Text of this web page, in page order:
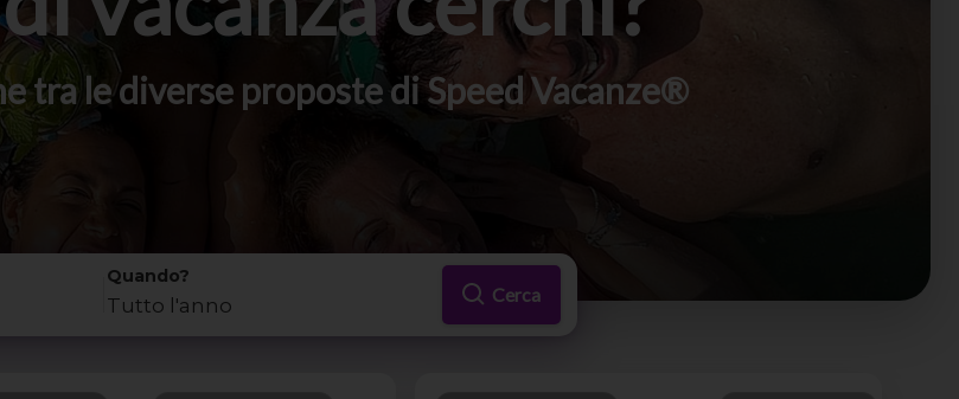
tra le diverse proposte di Speed Vacanze®
Quando?
Tutto l'anno Cerca